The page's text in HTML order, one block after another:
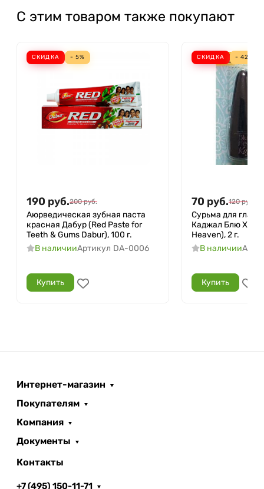
С этим товаром также покупают
СКИДКА - 5%
190 руб.200 руб.
Аюрведическая зубная паста
красная Дабур (Red Paste for
Teeth & Gums Dabur), 100 г.
В наличииАртикул DA-0006
Купить
СКИДКА - 42%
70 руб.120 руб.
Сурьма для глаз
Каджал Блю
Heaven), 2 г.
В наличии
Купить
Интернет-магазин
Покупателям
Компания
Документы
Контакты
+7 (495) 150-11-71